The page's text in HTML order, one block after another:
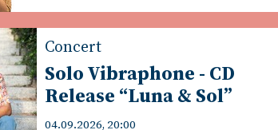
Concert
Solo Vibraphone - CD
Release “Luna & Sol”
04.09.2026, 20:00